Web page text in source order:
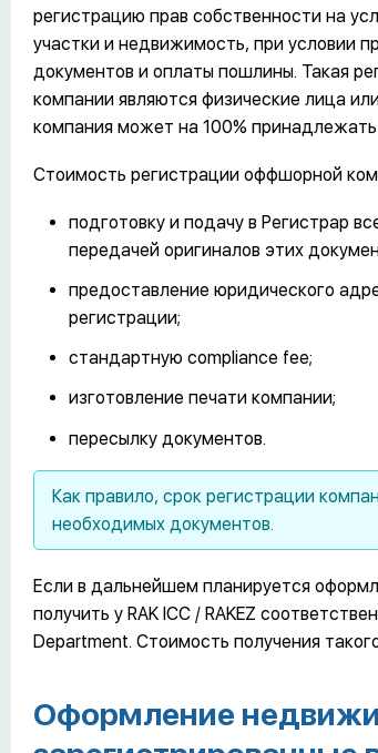
регистрацию прав собственности на
участки и недвижимость, при условии
документов и оплаты пошлины. Такая
компании являются физические лица
компания может на 100%
Стоимость регистрации оффшорной
подготовку и подачу в Регистрар
передачей оригиналов этих
предоставление юридического
регистрации;
стандартную compliance fee;
изготовление печати компании;
пересылку документов.
Как правило, срок регистрации
необходимых документов.
Если в дальнейшем планируется
получить у RAK ICC / RAKEZ
Department. Стоимость получения
Оформление